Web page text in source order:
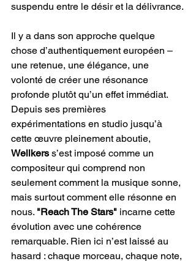
suspendu entre le désir et la délivrance.
Il y a dans son approche quelque
chose d’authentiquement européen –
une retenue, une élégance, une
volonté de créer une résonance
profonde plutôt qu’un effet immédiat.
Depuis ses premières
expérimentations en studio jusqu’à
cette œuvre pleinement aboutie,
Wellkers s’est imposé comme un
compositeur qui comprend non
seulement comment la musique sonne,
mais surtout comment elle résonne en
nous. "Reach The Stars" incarne cette
évolution avec une cohérence
remarquable. Rien ici n’est laissé au
hasard : chaque morceau, chaque note,